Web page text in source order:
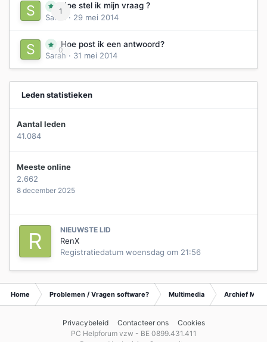
1
Hoe stel ik mijn vraag ?
Sarah
· 29 mei 2014
0
Hoe post ik een antwoord?
Sarah · 31 mei 2014
Leden statistieken
Aantal leden
41.084
Meeste online
2.662
8 december 2025
NIEUWSTE LID
RenX
Registratiedatum woensdag om 21:56
Home Problemen / Vragen software? Multimedia Archief
Privacybeleid Contacteer ons
Cookies
PC Helpforum vzw - BE 0899.431.411